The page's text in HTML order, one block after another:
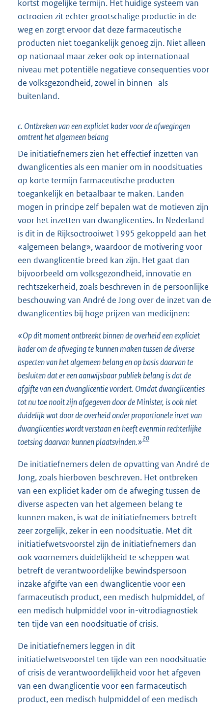
kortst mogelijke termijn. Het huidige systeem van
octrooien zit echter grootschalige productie in de
weg en zorgt ervoor dat deze farmaceutische
producten niet toegankelijk genoeg zijn. Niet alleen
op nationaal maar zeker ook op internationaal
niveau met potentiële negatieve consequenties voor
de volksgezondheid, zowel in binnen- als
buitenland.
c. Ontbreken van een expliciet kader voor de afwegingen
omtrent het algemeen belang
De initiatiefnemers zien het effectief inzetten van
dwanglicenties als een manier om in noodsituaties
op korte termijn farmaceutische producten
toegankelijk en betaalbaar te maken. Landen
mogen in principe zelf bepalen wat de motieven zijn
voor het inzetten van dwanglicenties. In Nederland
is dit in de Rijksoctrooiwet 1995 gekoppeld aan het
«algemeen belang», waardoor de motivering voor
een dwanglicentie breed kan zijn. Het gaat dan
bijvoorbeeld om volksgezondheid, innovatie en
rechtszekerheid, zoals beschreven in de persoonlijke
beschouwing van André de Jong over de inzet van de
dwanglicenties bij hoge prijzen van medicijnen:
«Op dit moment ontbreekt binnen de overheid een expliciet
kader om de afweging te kunnen maken tussen de diverse
aspecten van het algemeen belang en op basis daarvan te
besluiten dat er een aanwijsbaar publiek belang is dat de
afgifte van een dwanglicentie vordert. Omdat dwanglicenties
tot nu toe nooit zijn afgegeven door de Minister, is ook niet
duidelijk wat door de overheid onder proportionele inzet van
dwanglicenties wordt verstaan en heeft evenmin rechterlijke
toetsing daarvan kunnen plaatsvinden.»20
De initiatiefnemers delen de opvatting van André de
Jong, zoals hierboven beschreven. Het ontbreken
van een expliciet kader om de afweging tussen de
diverse aspecten van het algemeen belang te
kunnen maken, is wat de initiatiefnemers betreft
zeer zorgelijk, zeker in een noodsituatie. Met dit
initiatiefwetsvoorstel zijn de initiatiefnemers dan
ook voornemers duidelijkheid te scheppen wat
betreft de verantwoordelijke bewindspersoon
inzake afgifte van een dwanglicentie voor een
farmaceutisch product, een medisch hulpmiddel, of
een medisch hulpmiddel voor in-vitrodiagnostiek
ten tijde van een noodsituatie of crisis.
De initiatiefnemers leggen in dit
initiatiefwetsvoorstel ten tijde van een noodsituatie
of crisis de verantwoordelijkheid voor het afgeven
van een dwanglicentie voor een farmaceutisch
product, een medisch hulpmiddel of een medisch